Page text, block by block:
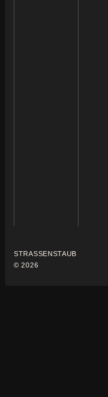
STRASSENSTAUB
© 2026